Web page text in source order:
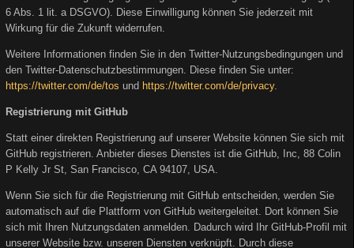
6 Abs. 1 lit. a DSGVO). Diese Einwilligung können Sie jederzeit mit
Wirkung für die Zukunft widerrufen.
Weitere Informationen finden Sie in den Twitter-Nutzungsbedingungen und
den Twitter-Datenschutzbestimmungen. Diese finden Sie unter:
https://twitter.com/de/tos und https://twitter.com/de/privacy.
Registrierung mit GitHub
Statt einer direkten Registrierung auf unserer Website können Sie sich mit
GitHub registrieren. Anbieter dieses Dienstes ist die GitHub, Inc, 88 Colin
P Kelly Jr St, San Francisco, CA 94107, USA.
Wenn Sie sich für die Registrierung mit GitHub entscheiden, werden Sie
automatisch auf die Plattform von GitHub weitergeleitet. Dort können Sie
sich mit Ihren Nutzungsdaten anmelden. Dadurch wird Ihr GitHub-Profil mit
unserer Website bzw. unseren Diensten verknüpft. Durch diese